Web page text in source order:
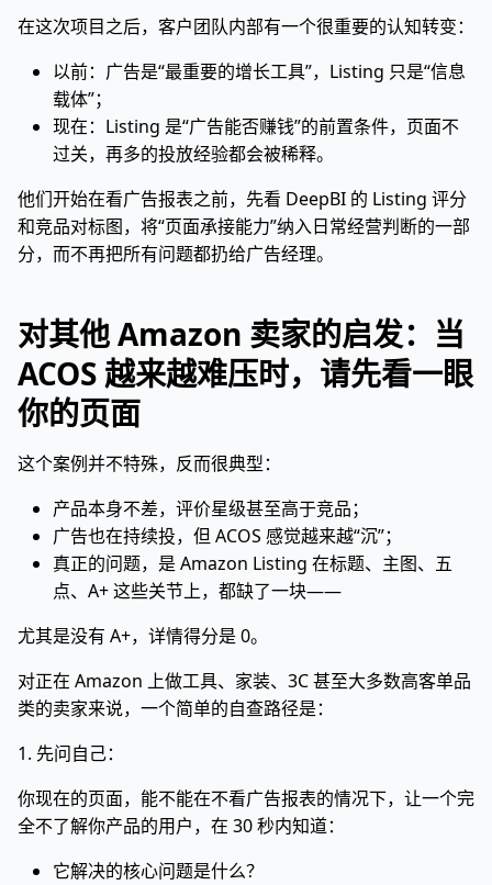
在这次项目之后，客户团队内部有一个很重要的认知转变：
以前：广告是“最重要的增长工具”，Listing 只是“信息
载体”；
现在：Listing 是“广告能否赚钱”的前置条件，页面不
过关，再多的投放经验都会被稀释。
他们开始在看广告报表之前，先看 DeepBI 的 Listing 评分
和竞品对标图，将“页面承接能力”纳入日常经营判断的一部
分，而不再把所有问题都扔给广告经理。
对其他 Amazon 卖家的启发：当
ACOS 越来越难压时，请先看一眼
你的页面
这个案例并不特殊，反而很典型：
产品本身不差，评价星级甚至高于竞品；
广告也在持续投，但 ACOS 感觉越来越“沉”；
真正的问题，是 Amazon Listing 在标题、主图、五
点、A+ 这些关节上，都缺了一块——
尤其是没有 A+，详情得分是 0。
对正在 Amazon 上做工具、家装、3C 甚至大多数高客单品
类的卖家来说，一个简单的自查路径是：
1. 先问自己：
你现在的页面，能不能在不看广告报表的情况下，让一个完
全不了解你产品的用户，在 30 秒内知道：
它解决的核心问题是什么？